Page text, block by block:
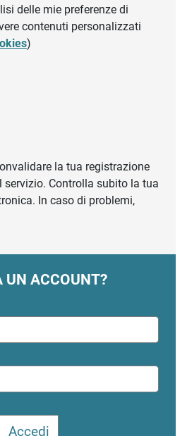
delle mie preferenze di
contenuti personalizzati
)
la tua registrazione
servizio. Controlla subito la tua
In caso di problemi,
UN ACCOUNT?